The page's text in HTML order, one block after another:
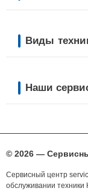
Виды
Наши
© 2026 —
Сервисный центр
обслуживании